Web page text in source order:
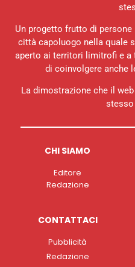
Un progetto frutto di persone
città capoluogo nella quale
aperto ai territori limitrofi e a
di coinvolgere anche
La dimostrazione che il
CHI SIAMO
Editore
Redazione
CONTATTACI
Pubblicità
Redazione